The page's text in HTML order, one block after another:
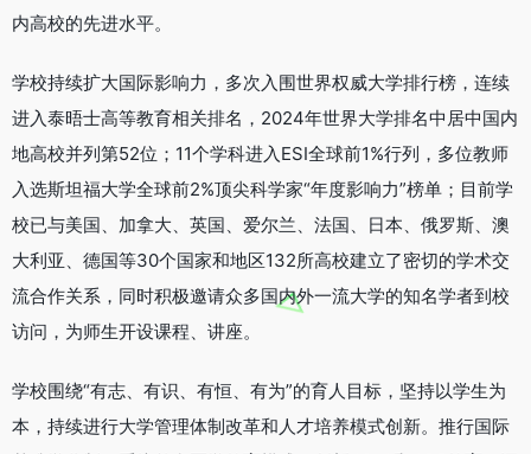
内高校的先进水平。
学校持续扩大国际影响力，多次入围世界权威大学排行榜，连续
进入泰晤士高等教育相关排名，2024年世界大学排名中居中国内
地高校并列第52位；11个学科进入ESI全球前1%行列，多位教师
入选斯坦福大学全球前2%顶尖科学家“年度影响力”榜单；目前学
校已与美国、加拿大、英国、爱尔兰、法国、日本、俄罗斯、澳
大利亚、德国等30个国家和地区132所高校建立了密切的学术交
流合作关系，同时积极邀请众多国内外一流大学的知名学者到校
访问，为师生开设课程、讲座。
学校围绕“有志、有识、有恒、有为”的育人目标，坚持以学生为
本，持续进行大学管理体制改革和人才培养模式创新。推行国际